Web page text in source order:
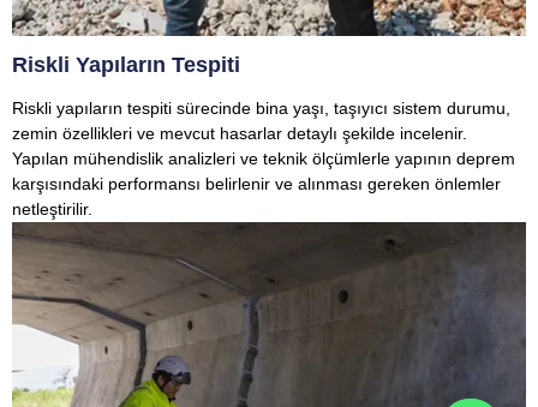
Riskli Yapıların Tespiti
Riskli yapıların tespiti sürecinde bina yaşı, taşıyıcı sistem durumu,
zemin özellikleri ve mevcut hasarlar detaylı şekilde incelenir.
Yapılan mühendislik analizleri ve teknik ölçümlerle yapının deprem
karşısındaki performansı belirlenir ve alınması gereken önlemler
netleştirilir.